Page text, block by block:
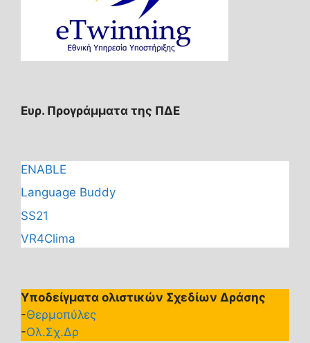
Ευρ. Προγράμματα της ΠΔΕ
ENABLE
Language Buddy
SS21
VR4Clima
Υποδείγματα ολιστικών Σχεδίων Δράσης
-Θερμοπύλες
-Ολ.Σχ.Δρ